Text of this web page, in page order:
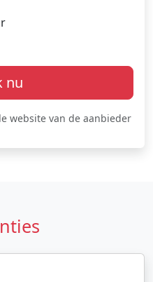
nu
website van de aanbieder